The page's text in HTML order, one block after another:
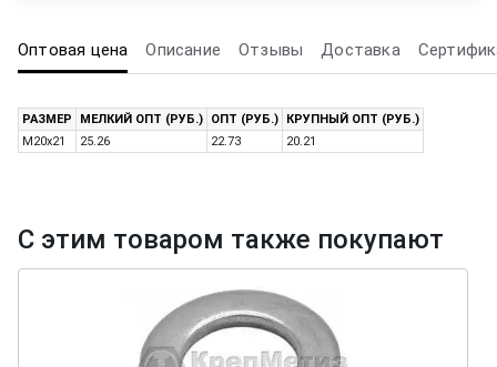
Оптовая цена Описание Отзывы Доставка
РАЗМЕР МЕЛКИЙ ОПТ (РУБ.) ОПТ (РУБ.)
КРУПНЫЙ ОПТ (РУБ.)
M20x21
25.26 22.73 20.21
С этим товаром также покупают